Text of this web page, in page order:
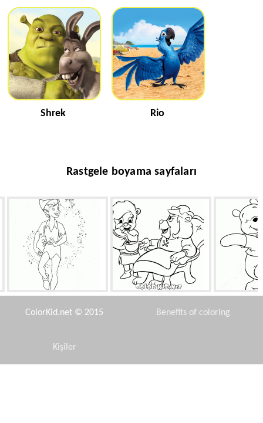
Shrek Rio
Rastgele boyama sayfaları
Peter Pan Jelibon ve Çay
ColorKid.net © 2015 Benefits of coloring
Kişiler